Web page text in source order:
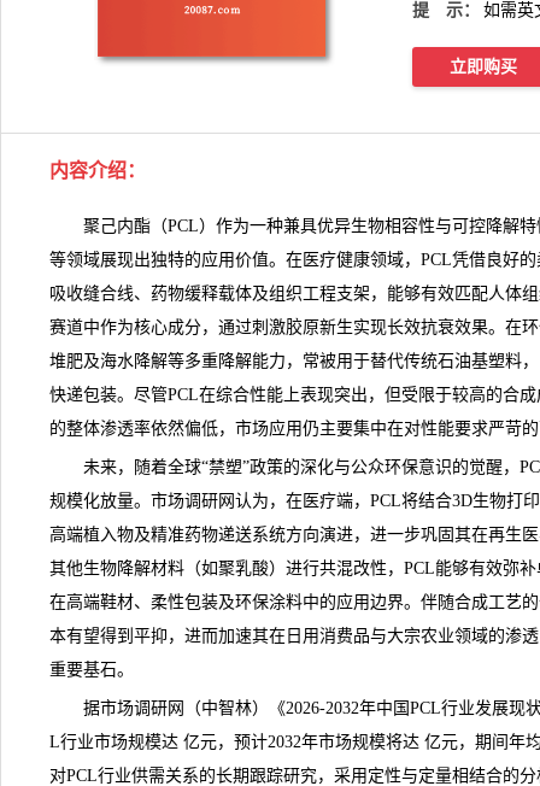
提 示： 如需英
立即购买
内容介绍：
聚己内酯（PCL）作为一种兼具优异生物相容性与可控降解特
等领域展现出独特的应用价值。在医疗健康领域，PCL凭借良好
吸收缝合线、药物缓释载体及组织工程支架，能够有效匹配人体
赛道中作为核心成分，通过刺激胶原新生实现长效抗衰效果。在
堆肥及海水降解等多重降解能力，常被用于替代传统石油基塑料
快递包装。尽管PCL在综合性能上表现突出，但受限于较高的合
的整体渗透率依然偏低，市场应用仍主要集中在对性能要求严苛
未来，随着全球“禁塑”政策的深化与公众环保意识的觉醒，
规模化放量。 市场调研网 认为，在医疗端，PCL将结合3D生物打
高端植入物及精准药物递送系统方向演进，进一步巩固其在再生
其他生物降解材料（如聚乳酸）进行共混改性，PCL能够有效弥
在高端鞋材、柔性包装及环保涂料中的应用边界。伴随合成工艺
本有望得到平抑，进而加速其在日用消费品与大宗农业领域的渗
重要基石。
据市场调研网（中智林）《2026-2032年中国PCL行业发展现
L行业市场规模达 亿元，预计2032年市场规模将达 亿元，期间年
对PCL行业供需关系的长期跟踪研究，采用定性与定量相结合的